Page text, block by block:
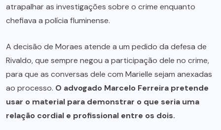
atrapalhar as investigações sobre o crime enquanto
chefiava a polícia fluminense.
A decisão de Moraes atende a um pedido da defesa de
Rivaldo, que sempre negou a participação dele no crime,
para que as conversas dele com Marielle sejam anexadas
ao processo. O advogado Marcelo Ferreira pretende
usar o material para demonstrar o que seria uma
relação cordial e profissional entre os dois.